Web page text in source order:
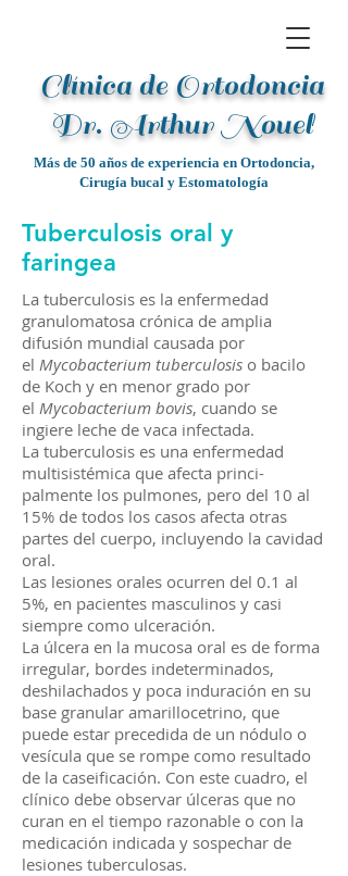
Clínica de Ortodoncia
Dr. Arthur Nouel
Más de 50 años de experiencia en Ortodoncia,
Cirugía bucal y Estomatología
Tuberculosis oral y
faringea
La tuberculosis es la enfermedad
granulomatosa crónica de amplia
difusión mundial causada por
el Mycobacterium tuberculosis o bacilo
de Koch y en menor grado por
el Mycobacterium bovis, cuando se
ingiere leche de vaca infectada.
La tuberculosis es una enfermedad
multisistémica que afecta princi-
palmente los pulmones, pero del 10 al
15% de todos los casos afecta otras
partes del cuerpo, incluyendo la cavidad
oral.
Las lesiones orales ocurren del 0.1 al
5%, en pacientes masculinos y casi
siempre como ulceración.
La úlcera en la mucosa oral es de forma
irregular, bordes indeterminados,
deshilachados y poca induración en su
base granular amarillocetrino, que
puede estar precedida de un nódulo o
vesícula que se rompe como resultado
de la caseificación. Con este cuadro, el
clínico debe observar úlceras que no
curan en el tiempo razonable o con la
medicación indicada y sospechar de
lesiones tuberculosas.